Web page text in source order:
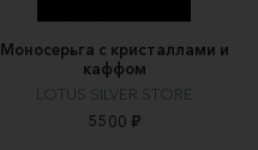
Моносерьга с кристаллами и
каффом
LOTUS SILVER STORE
5500 ₽